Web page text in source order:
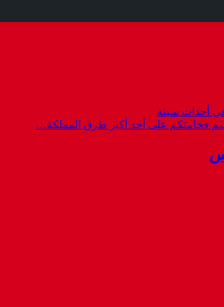
في أحداث سبتة
فخامتكم على أحد أكبر طرق المملكة…